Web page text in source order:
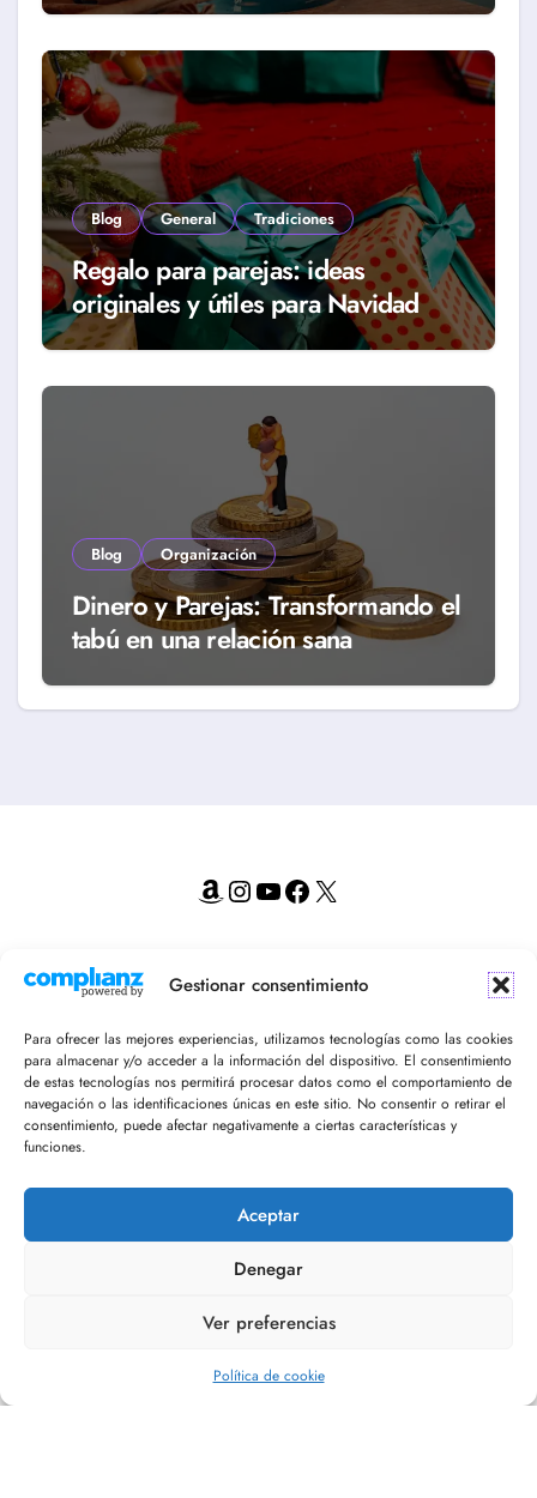
Gestionar consentimiento
Para ofrecer las mejores experiencias, utilizamos tecnologías como las cookies
para almacenar y/o acceder a la información del dispositivo. El consentimiento
de estas tecnologías nos permitirá procesar datos como el comportamiento de
navegación o las identificaciones únicas en este sitio. No consentir o retirar el
consentimiento, puede afectar negativamente a ciertas características y
funciones.
Aceptar
Denegar
Ver preferencias
Política de cookie
Blog General Tradiciones
Regalo para parejas: ideas
originales y útiles para Navidad
Blog Organización
Dinero y Parejas: Transformando el
tabú en una relación sana
Amazon
Instagram
YouTube
Facebook
X
¡Recibe en tu email nuestro newsletter!
Editorial Refugio